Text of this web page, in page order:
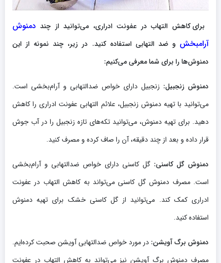
برای کاهش التهاب در عفونت ادراری، می‌توانید از چند دمنوش
آرامبخش و ضد التهابی استفاده کنید. در زیر، چند نمونه از این
دمنوش‌ها را برای شما معرفی می‌کنیم:
دمنوش زنجبیل: زنجبیل دارای خواص ضدالتهابی و آرام‌بخشی است.
می‌توانید با تهیه دمنوش زنجبیل، علائم التهابی عفونت ادراری را کاهش
دهید. برای تهیه دمنوش، می‌توانید تکه‌های تازه زنجبیل را در آب جوش
قرار داده و بعد از چند دقیقه، آن را صاف کرده و مصرف کنید.
دمنوش گل کاسنی: گل کاسنی دارای خواص ضدالتهابی و آرام‌بخشی
است. مصرف دمنوش گل کاسنی می‌تواند به کاهش التهاب در عفونت
ادراری کمک کند. می‌توانید از گل کاسنی خشک برای تهیه دمنوش
استفاده کنید.
دمنوش برگ آویشن: در مورد خواص ضدالتهابی آویشن صحبت کرده‌ایم.
مصرف دمنوش برگ آویشن نیز می‌تواند به کاهش التهاب در عفونت